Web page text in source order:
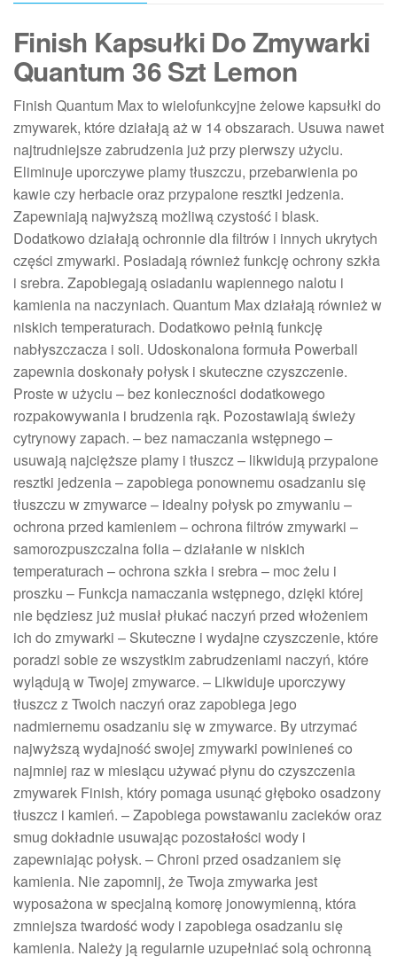
Finish Kapsułki Do Zmywarki
Quantum 36 Szt Lemon
Finish Quantum Max to wielofunkcyjne żelowe kapsułki do
zmywarek, które działają aż w 14 obszarach. Usuwa nawet
najtrudniejsze zabrudzenia już przy pierwszy użyciu.
Eliminuje uporczywe plamy tłuszczu, przebarwienia po
kawie czy herbacie oraz przypalone resztki jedzenia.
Zapewniają najwyższą możliwą czystość i blask.
Dodatkowo działają ochronnie dla filtrów i innych ukrytych
części zmywarki. Posiadają również funkcję ochrony szkła
i srebra. Zapobiegają osiadaniu wapiennego nalotu i
kamienia na naczyniach. Quantum Max działają również w
niskich temperaturach. Dodatkowo pełnią funkcję
nabłyszczacza i soli. Udoskonalona formuła Powerball
zapewnia doskonały połysk i skuteczne czyszczenie.
Proste w użyciu – bez konieczności dodatkowego
rozpakowywania i brudzenia rąk. Pozostawiają świeży
cytrynowy zapach. – bez namaczania wstępnego –
usuwają najcięższe plamy i tłuszcz – likwidują przypalone
resztki jedzenia – zapobiega ponownemu osadzaniu się
tłuszczu w zmywarce – idealny połysk po zmywaniu –
ochrona przed kamieniem – ochrona filtrów zmywarki –
samorozpuszczalna folia – działanie w niskich
temperaturach – ochrona szkła i srebra – moc żelu i
proszku – Funkcja namaczania wstępnego, dzięki której
nie będziesz już musiał płukać naczyń przed włożeniem
ich do zmywarki – Skuteczne i wydajne czyszczenie, które
poradzi sobie ze wszystkim zabrudzeniami naczyń, które
wylądują w Twojej zmywarce. – Likwiduje uporczywy
tłuszcz z Twoich naczyń oraz zapobiega jego
nadmiernemu osadzaniu się w zmywarce. By utrzymać
najwyższą wydajność swojej zmywarki powinieneś co
najmniej raz w miesiącu używać płynu do czyszczenia
zmywarek Finish, który pomaga usunąć głęboko osadzony
tłuszcz i kamień. – Zapobiega powstawaniu zacieków oraz
smug dokładnie usuwając pozostałości wody i
zapewniając połysk. – Chroni przed osadzaniem się
kamienia. Nie zapomnij, że Twoja zmywarka jest
wyposażona w specjalną komorę jonowymienną, która
zmniejsza twardość wody i zapobiega osadzaniu się
kamienia. Należy ją regularnie uzupełniać solą ochronną